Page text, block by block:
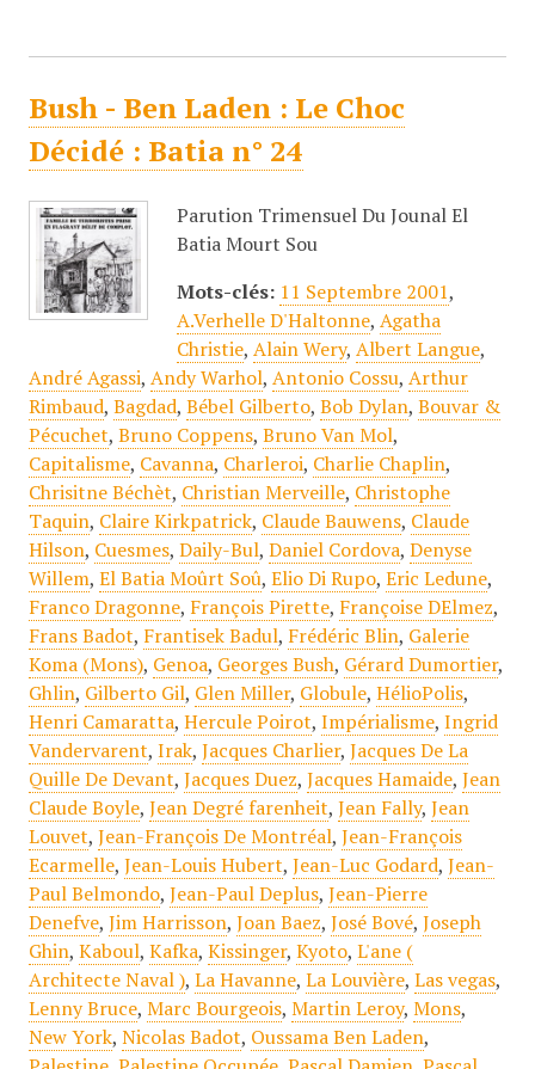
Bush - Ben Laden : Le Choc
Décidé : Batia n° 24
Parution Trimensuel Du Jounal El
Batia Mourt Sou
Mots-clés: 11 Septembre 2001,
A.Verhelle D'Haltonne, Agatha
Christie, Alain Wery, Albert Langue,
André Agassi, Andy Warhol, Antonio Cossu, Arthur
Rimbaud, Bagdad, Bébel Gilberto, Bob Dylan, Bouvar &
Pécuchet, Bruno Coppens, Bruno Van Mol,
Capitalisme, Cavanna, Charleroi, Charlie Chaplin,
Chrisitne Béchèt, Christian Merveille, Christophe
Taquin, Claire Kirkpatrick, Claude Bauwens, Claude
Hilson, Cuesmes, Daily-Bul, Daniel Cordova, Denyse
Willem, El Batia Moûrt Soû, Elio Di Rupo, Eric Ledune,
Franco Dragonne, François Pirette, Françoise DElmez,
Frans Badot, Frantisek Badul, Frédéric Blin, Galerie
Koma (Mons), Genoa, Georges Bush, Gérard Dumortier,
Ghlin, Gilberto Gil, Glen Miller, Globule, HélioPolis,
Henri Camaratta, Hercule Poirot, Impérialisme, Ingrid
Vandervarent, Irak, Jacques Charlier, Jacques De La
Quille De Devant, Jacques Duez, Jacques Hamaide, Jean
Claude Boyle, Jean Degré farenheit, Jean Fally, Jean
Louvet, Jean-François De Montréal, Jean-François
Ecarmelle, Jean-Louis Hubert, Jean-Luc Godard, Jean-
Paul Belmondo, Jean-Paul Deplus, Jean-Pierre
Denefve, Jim Harrisson, Joan Baez, José Bové, Joseph
Ghin, Kaboul, Kafka, Kissinger, Kyoto, L'ane (
Architecte Naval ), La Havanne, La Louvière, Las vegas,
Lenny Bruce, Marc Bourgeois, Martin Leroy, Mons,
New York, Nicolas Badot, Oussama Ben Laden,